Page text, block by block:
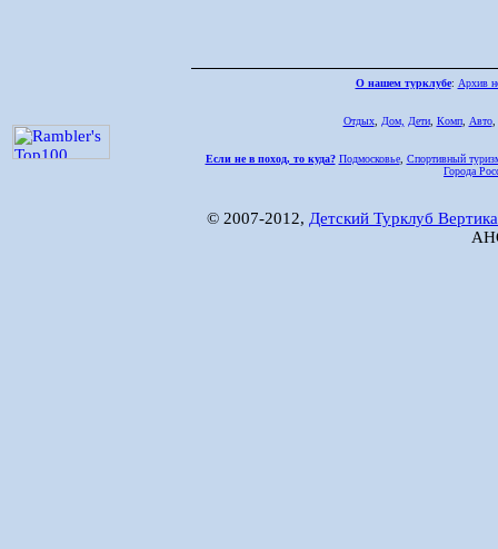
О нашем турклубе: Архив
Отдых, Дом, Дети, Комп, Авто,
Если не в поход, то куда? Подмосковье, Спортивный
Города
© 2007-2012, Детский Турклуб